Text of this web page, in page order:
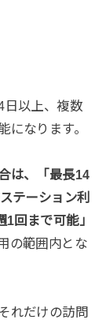
以上、複数
になります。
は、「最長14
テーション利
回まで可能」
の範囲内とな
れだけの訪問